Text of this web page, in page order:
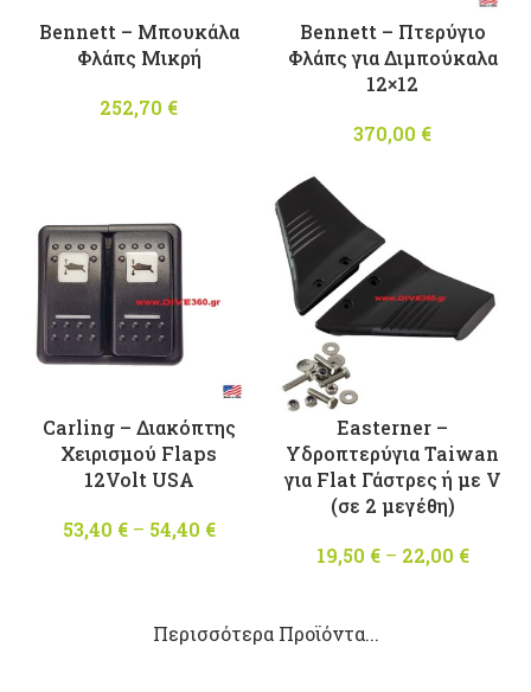
Bennett – Μπουκάλα
Φλάπς Μικρή
252,70 €
Bennett – Πτερύγιο
Φλάπς για Διμπούκαλα
12×12
370,00 €
Carling – Διακόπτης
Χειρισμού Flaps
12Volt USA
53,40 € – 54,40 €
54,40 €
Easterner –
Υδροπτερύγια Taiwan
για Flat Γάστρες ή με V
(σε 2 μεγέθη)
19,50 € – 22,00 €
Περισσότερα Προϊόντα...